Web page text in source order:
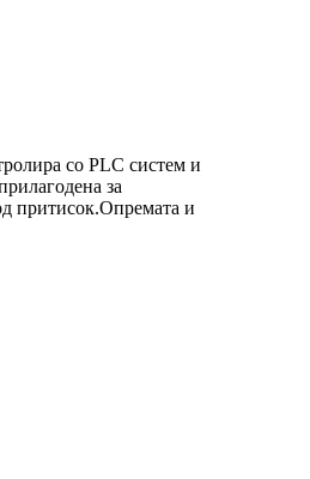
со PLC систем и
за
притисок.Опремата и